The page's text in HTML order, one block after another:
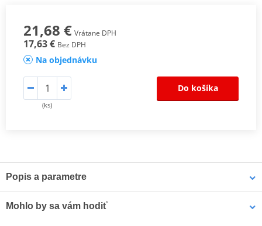
21,68 € Vrátane DPH
17,63 € Bez DPH
Na objednávku
(ks)
Do košíka
Popis a parametre
ocelí plněný epoxidový tmel pro opravy. Nanáší se jako tmel a po
Mohlo by sa vám hodiť